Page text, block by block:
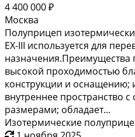
4 400 000 ₽
Москва
Полуприцеп
ЕХ-III используется для
назначения.Преимущества
высокой проходимостью
конструкции и оснащению;
внутреннее пространство
размерами; обладает...
Изотермические